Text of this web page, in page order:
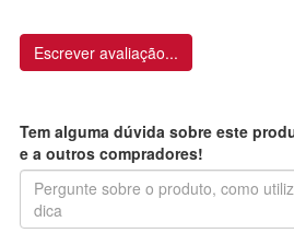
Escrever avaliação...
Tem alguma dúvida sobre este
e a outros compradores!